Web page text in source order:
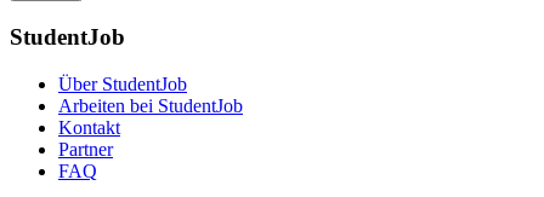
StudentJob
Über StudentJob
Arbeiten bei StudentJob
Kontakt
Partner
FAQ